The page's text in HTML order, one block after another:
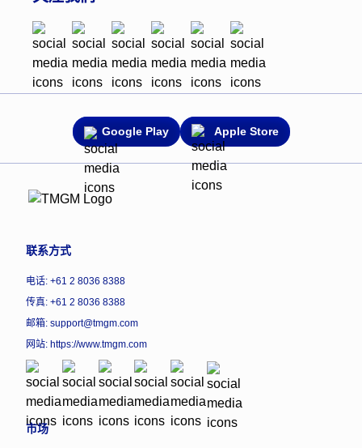
Google Play Apple Store
联系方式
电话: +61 2 8036 8388
传真: +61 2 8036 8388
邮箱: support@tmgm.com
网站: https://www.tmgm.com
市场